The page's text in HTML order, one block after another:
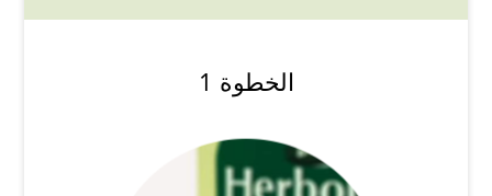
الخطوة 1